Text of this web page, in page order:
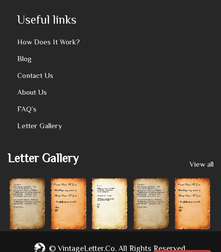
Useful links
How Does It Work?
Blog
Contact Us
About Us
FAQ’s
Letter Gallery
Letter Gallery View all
©VintageLetter.co. All Rights Reserved.